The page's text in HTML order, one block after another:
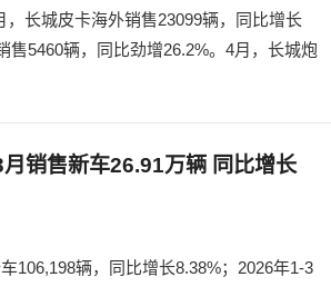
长城皮卡海外销售23099辆，同比增长
售5460辆，同比劲增26.2%。4月，长城炮
销售新车26.91万辆 同比增长
106,198辆，同比增长8.38%；2026年1-3